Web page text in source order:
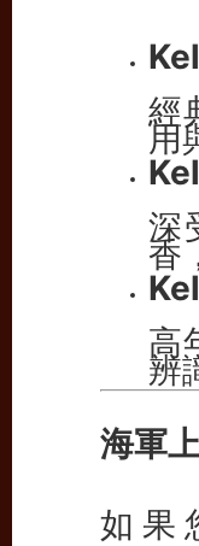
經
用
深
香
高
辨
海軍
如果